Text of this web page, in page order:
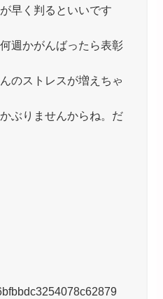
早く判るといいです
週かがんばったら表彰
のストレスが増えちゃ
ぶりませんからね。だ